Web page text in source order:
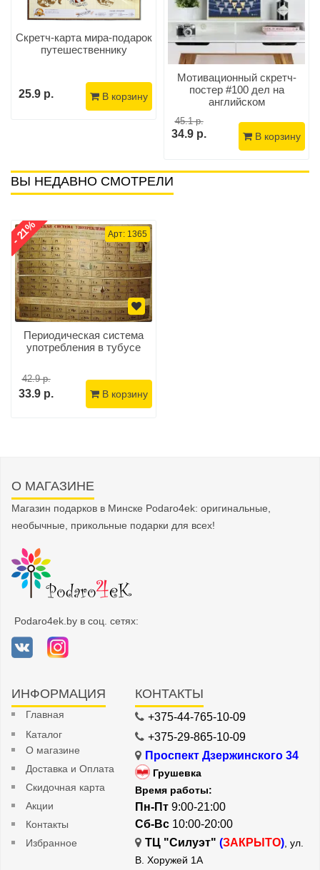
Скретч-карта мира-подарок
путешественнику
25.9 р. В корзину
Мотивационный скретч-
постер #100 дел на
английском
45.1 р.
34.9 р. В корзину
ВЫ НЕДАВНО СМОТРЕЛИ
Арт: 1365
Периодическая система
употребления в тубусе
42.9 р.
33.9 р.
- 21%
В корзину
О МАГАЗИНЕ
Магазин подарков в Минске Podaro4ek: оригинальные,
необычные, прикольные подарки для всех!
Podaro4ek.by в соц. сетях:
ИНФОРМАЦИЯ
Главная
Каталог
О магазине
Доставка и Оплата
Скидочная карта
Акции
Контакты
Избранное
КОНТАКТЫ
+375-44-765-10-09
+375-29-865-10-09
Проспект Дзержинского 34
Грушевка
Время работы:
Пн-Пт 9:00-21:00
Сб-Вс 10:00-20:00
ТЦ "Силуэт" (ЗАКРЫТО) , ул.
В. Хоружей 1А